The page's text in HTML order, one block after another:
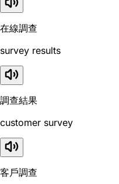
在線調查
survey results
調查結果
customer survey
客戶調查